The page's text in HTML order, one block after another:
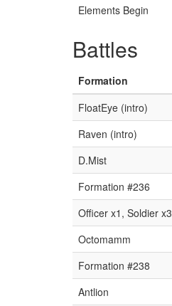
Elements Begin
Battles
Formation
FloatEye (intro)
Raven (intro)
D.Mist
Formation #236
Officer x1, Soldier x3
Octomamm
Formation #238
Antlion